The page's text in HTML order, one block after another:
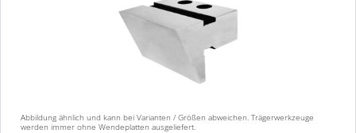
Abbildung ähnlich und kann bei Varianten / Größen abweichen. Trägerwerkzeuge
werden immer ohne Wendeplatten ausgeliefert.